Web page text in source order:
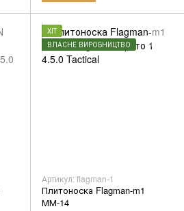
ХІТ
ВЛАСНЕ ВИРОБНИЦТВО
Артикул: flagman-1
Плитоноска Flagman-m1
ММ-14